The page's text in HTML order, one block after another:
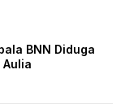
BNN Diduga